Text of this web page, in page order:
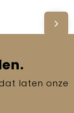
laten onze